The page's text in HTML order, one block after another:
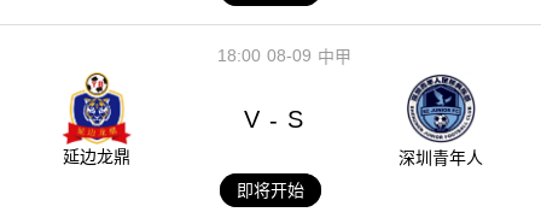
08-09
18:00 中甲
延边龙鼎
V - S
深圳青年人
即将开始